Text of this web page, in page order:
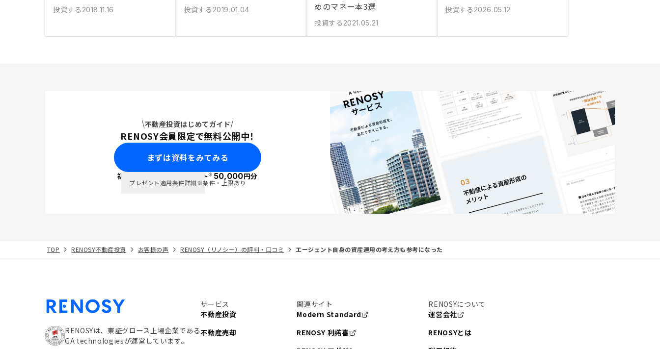
投資する 2018.11.16 投資する 2019.01.04
めのマネー本3選
投資する 2021.05.21
投資する 2026.05.12
不動産投資はじめてガイド
RENOSY会員限定で無料公開中！
まずは資料をみてみる
初回面談で ポイント※50,000円分
プレゼント適用条件詳細※条件・上限あり
TOP RENOSY不動産投資 お客様の声 RENOSY（リノシー）の評判・口コミ エージェント自身の資産運用の考え方も参考になった
RENOSYは、東証グロース上場企業である
GA technologiesが運営しています。
サービス
不動産投資
不動産売却
関連サイト
Modern Standard
RENOSY 利諾喜
RENOSYについて
運営会社
RENOSYとは